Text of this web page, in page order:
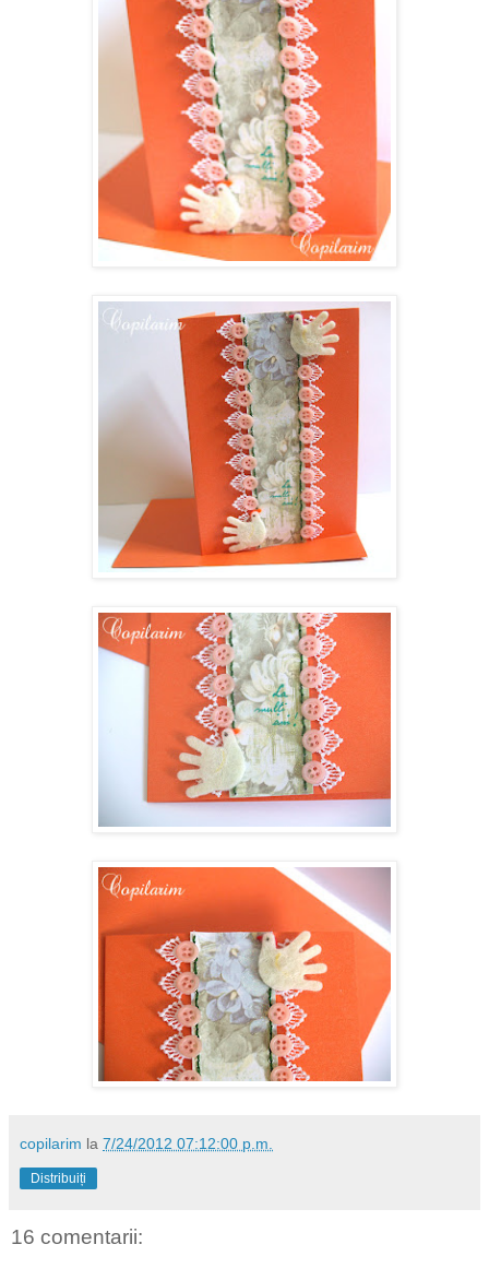
copilarim la 7/24/2012 07:12:00 p.m.
Distribuiți
16 comentarii: